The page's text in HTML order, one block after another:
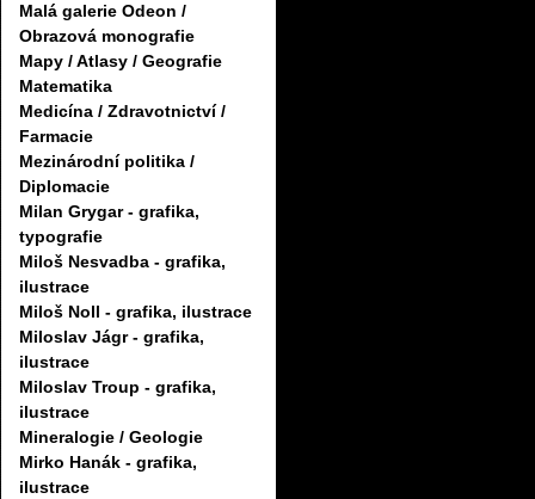
Malá galerie Odeon /
Obrazová monografie
Mapy / Atlasy / Geografie
Matematika
Medicína / Zdravotnictví /
Farmacie
Mezinárodní politika /
Diplomacie
Milan Grygar - grafika,
typografie
Miloš Nesvadba - grafika,
ilustrace
Miloš Noll - grafika, ilustrace
Miloslav Jágr - grafika,
ilustrace
Miloslav Troup - grafika,
ilustrace
Mineralogie / Geologie
Mirko Hanák - grafika,
ilustrace